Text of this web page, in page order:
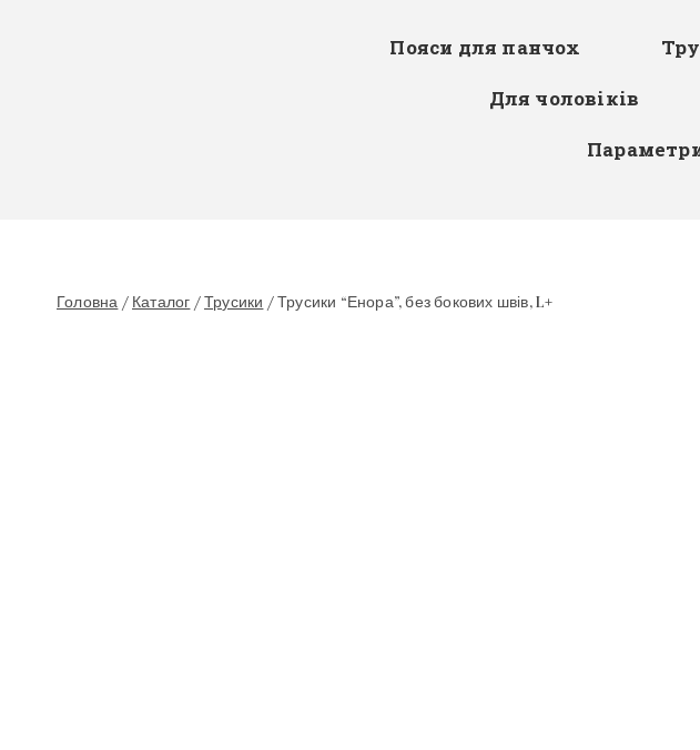
Пояси для панчох
Для чоловіків
Головна / Каталог /Трусики /Трусики “Енора”, без бокових швів, L+